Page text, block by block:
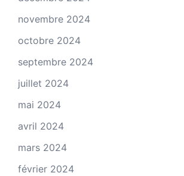
novembre 2024
octobre 2024
septembre 2024
juillet 2024
mai 2024
avril 2024
mars 2024
février 2024